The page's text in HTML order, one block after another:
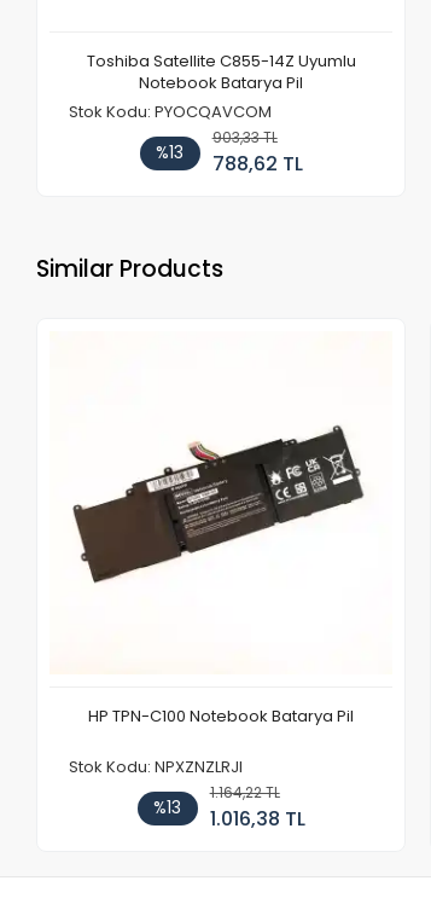
Toshiba Satellite C855-14Z Uyumlu
Notebook Batarya Pil
Stok Kodu: PYOCQAVCOM
%13
903,33 TL
788,62 TL
Similar Products
HP TPN-C100 Notebook Batarya Pil
Stok Kodu: NPXZNZLRJI
%13
1.164,22 TL
1.016,38 TL